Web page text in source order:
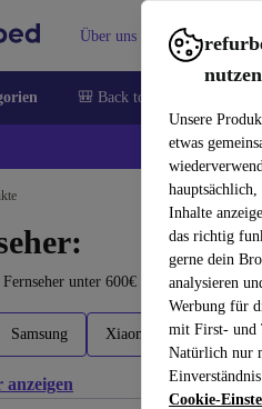
nutzen
Unsere
etwas
Inhalte
das richtig
gerne dein
analysieren
Werbung für
mit First- und
Natürlich nur
Cookie-
Über uns Verkaufen Hilfe
🎒 Back to school
unter 600€ kaufen –
Samsung Xiaomi